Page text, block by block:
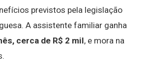
previstos pela legislação
A assistente familiar ganha
cerca de R$ 2 mil, e mora na